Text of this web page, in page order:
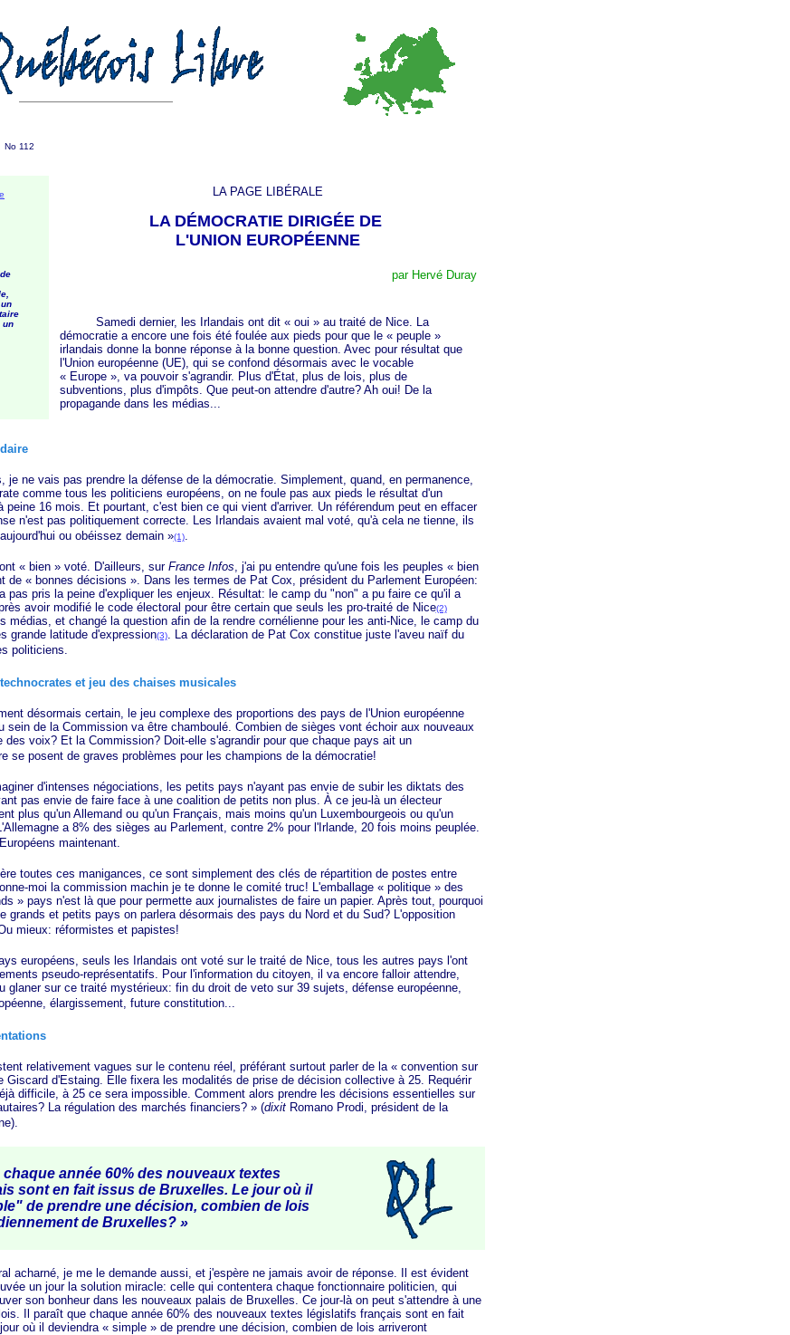
No 112
un
LA PAGE LIBÉRALE
LA DÉMOCRATIE DIRIGÉE DE
L'UNION EUROPÉENNE
par Hervé Duray
Samedi dernier, les Irlandais ont dit « oui »au traité de Nice. La
démocratie a encore une fois été foulée aux pieds pour que le « peuple »
irlandais donne la bonne réponse à la bonne question. Avec pour résultat que
l'Union européenne (UE), qui se confond désormais avec le vocable
« Europe », va pouvoir s'agrandir. Plus d'État, plus de lois, plus de
subventions, plus d'impôts. Que peut-on attendre d'autre? Ah oui! De la
propagande dans les médias...
vais pas prendre la défense de la démocratie. Simplement, quand, en permanence,
comme tous les politiciens européens, on ne foule pas aux pieds le résultat d'un
peine 16 mois. Et pourtant, c'est bien ce qui vient d'arriver. Un référendum peut en effacer
n'est pas politiquement correcte. Les Irlandais avaient mal voté, qu'à cela ne tienne, ils
aujourd'hui ou obéissez demain »(1).
« bien » voté. D'ailleurs, sur France Infos, j'ai pu entendre qu'une fois les peuples « bien
de « bonnes décisions ». Dans les termes de Pat Cox, président du Parlement Européen:
pas pris la peine d'expliquer les enjeux. Résultat: le camp du "non" a pu faire ce qu'il a
avoir modifié le code électoral pour être certain que seuls les pro-traité de Nice(2)
médias, et changé la question afin de la rendre cornélienne pour les anti-Nice, le camp du
grande latitude d'expression(3). La déclaration de Pat Cox constitue juste l'aveu naïf du
politiciens.
et jeu des chaises musicales
désormais certain, le jeu complexe des proportions des pays de l'Union européenne
sein de la Commission va être chamboulé. Combien de sièges vont échoir aux nouveaux
des voix? Et la Commission? Doit-elle s'agrandir pour que chaque pays ait un
se posent de graves problèmes pour les champions de la démocratie!
d'intenses négociations, les petits pays n'ayant pas envie de subir les diktats des
pas envie de faire face à une coalition de petits non plus. À ce jeu-là un électeur
plus qu'un Allemand ou qu'un Français, mais moins qu'un Luxembourgeois ou qu'un
a 8% des sièges au Parlement, contre 2% pour l'Irlande, 20 fois moins peuplée.
maintenant.
ces manigances, ce sont simplement des clés de répartition de postes entre
moi la commission machin je te donne le comité truc! L'emballage « politique »des
»pays n'est là que pour permette aux journalistes de faire un papier. Après tout, pourquoi
grands et petits pays on parlera désormais des pays du Nord et du Sud? L'opposition
mieux: réformistes et papistes!
seuls les Irlandais ont voté sur le traité de Nice, tous les autres pays l'ont
pseudo-représentatifs. Pour l'information du citoyen, il va encore falloir attendre,
glaner sur ce traité mystérieux: fin du droit de veto sur 39 sujets, défense européenne,
élargissement, future constitution...
relativement vagues sur le contenu réel, préférant surtout parler de la « conventionsur
Giscard d'Estaing. Elle fixera les modalités de prise de décision collective à 25. Requérir
difficile, à 25 ce sera impossible. Comment alors prendre les décisions essentielles sur
La régulation des marchés financiers? »(dixit Romano Prodi, président de la
chaque année 60% des nouveaux textes
sont en fait issus de Bruxelles. Le jour où il
de prendre une décision, combien de lois
de Bruxelles? »
je me le demande aussi, et j'espère ne jamais avoir de réponse. Il est évident
un jour la solution miracle: celle qui contentera chaque fonctionnaire politicien, qui
son bonheur dans les nouveaux palais de Bruxelles. Ce jour-là on peut s'attendre à une
Il paraît que chaque année 60% des nouveaux textes législatifs français sont en fait
où il deviendra « simple »de prendre une décision, combien de lois arriveront